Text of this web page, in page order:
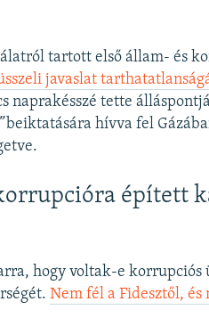
tartott első állam- és
javaslat
naprakésszé tette
beiktatására hívva fel
épített
hogy voltak-e korrupciós
Nem fél a Fidesztől, és